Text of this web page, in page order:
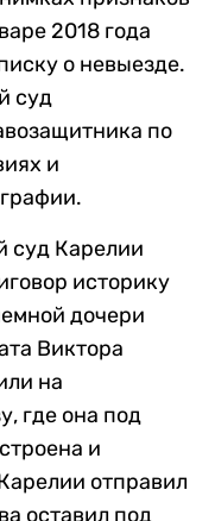
2018 года
о невыезде.
суд
по
и
суд Карелии
историку
дочери
Виктора
на
где она под
и
отправил
оставил под